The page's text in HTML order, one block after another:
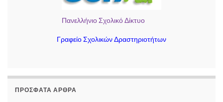
Πανελλήνιο Σχολικό Δίκτυο
Γραφείο Σχολικών Δραστηριοτήτων
ΠΡΌΣΦΑΤΑ ΆΡΘΡΑ